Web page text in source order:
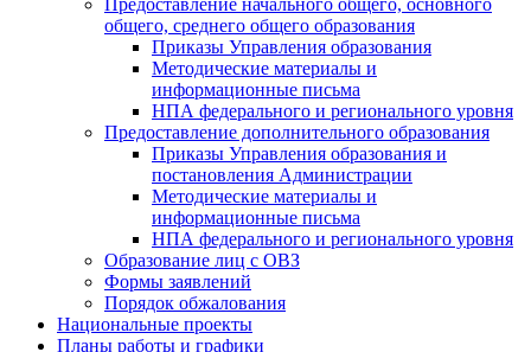
Предоставление начального общего, основного
общего, среднего общего образования
Приказы Управления образования
Методические материалы и
информационные письма
НПА федерального и регионального уровня
Предоставление дополнительного образования
Приказы Управления образования и
постановления Администрации
Методические материалы и
информационные письма
НПА федерального и регионального уровня
Образование лиц с ОВЗ
Формы заявлений
Порядок обжалования
Национальные проекты
Планы работы и графики